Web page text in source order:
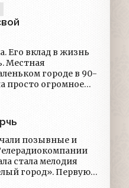
в
2011 года.
Его вклад в жизнь
Местная
городе в 90-
просто огромное
Люди могли
касались их
вокруг общих
артисты,
возможность
более широкой
позывные и
стала мелодия
город». Первую